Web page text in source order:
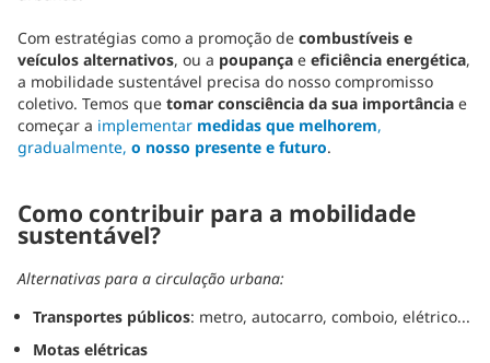
Com estratégias como a promoção de combustíveis e
veículos alternativos, ou a poupança e eficiência energética,
a mobilidade sustentável precisa do nosso compromisso
coletivo. Temos que tomar consciência da sua importância e
começar a implementar medidas que melhorem,
gradualmente, o nosso presente e futuro.
Como contribuir para a mobilidade
sustentável?
Alternativas para a circulação urbana:
Transportes públicos: metro, autocarro, comboio, elétrico...
Motas elétricas